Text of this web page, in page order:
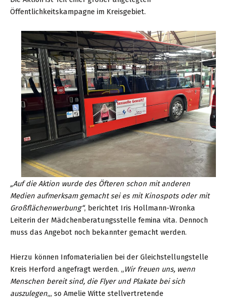
Öffentlichkeitskampagne im Kreisgebiet.
„Auf die Aktion wurde des Öfteren schon mit anderen
Medien aufmerksam gemacht sei es mit Kinospots oder mit
Großflächenwerbung“, berichtet Iris Hollmann-Wronka
Leiterin der Mädchenberatungsstelle femina vita. Dennoch
muss das Angebot noch bekannter gemacht werden.
Hierzu können Infomaterialien bei der Gleichstellungstelle
Kreis Herford angefragt werden. „Wir freuen uns, wenn
Menschen bereit sind, die Flyer und Plakate bei sich
auszulegen„, so Amelie Witte stellvertretende